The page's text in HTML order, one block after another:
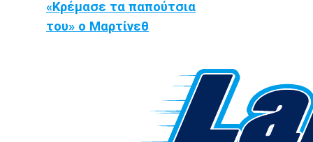
«Κρέμασε τα παπούτσια
του» ο Μαρτίνεθ